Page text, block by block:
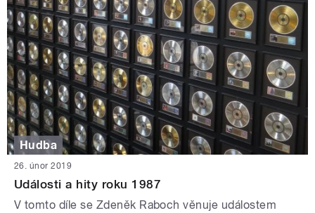
Hudba
26. únor 2019
Události a hity roku 1987
V tomto díle se Zdeněk Raboch věnuje událostem